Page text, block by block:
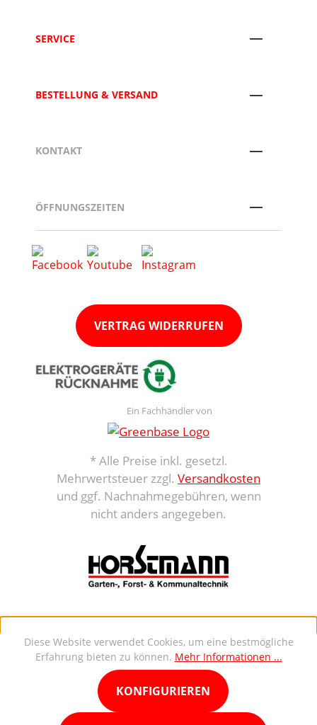
SERVICE
BESTELLUNG & VERSAND
KONTAKT
ÖFFNUNGSZEITEN
VERTRAG WIDERRUFEN
Ein Fachhändler von
* Alle Preise inkl. gesetzl.
Mehrwertsteuer zzgl. Versandkosten
und ggf. Nachnahmegebühren, wenn
nicht anders angegeben.
Diese Website verwendet Cookies, um eine bestmögliche
Erfahrung bieten zu können. Mehr Informationen ...
KONFIGURIEREN